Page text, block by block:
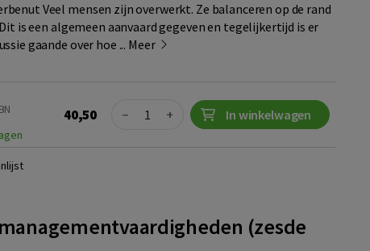
Veel mensen zijn overwerkt. Ze balanceren op de rand
is een algemeen aanvaard gegeven en tegelijkertijd is er
gaande over hoe ... Meer
40,50 Quantity
− + In winkelwagen
(zesde